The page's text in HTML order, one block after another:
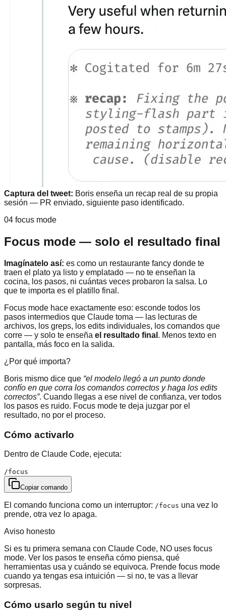
Captura del tweet: Boris enseña un recap real de su propia
sesión — PR enviado, siguiente paso identificado.
04 focus mode
Focus mode — solo el resultado final
Imagínatelo así: es como un restaurante fancy donde te
traen el plato ya listo y emplatado — no te enseñan la
cocina, los pasos, ni cuántas veces probaron la salsa. Lo
que te importa es el platillo final.
Focus mode hace exactamente eso: esconde todos los
pasos intermedios que Claude toma — las lecturas de
archivos, los greps, los edits individuales, los comandos que
corre — y solo te enseña el resultado final . Menos texto en
pantalla, más foco en la salida.
¿Por qué importa?
Boris mismo dice que “el modelo llegó a un punto donde
confío en que corra los comandos correctos y haga los edits
correctos”. Cuando llegas a ese nivel de confianza, ver todos
los pasos es ruido. Focus mode te deja juzgar por el
resultado, no por el proceso.
Cómo activarlo
Dentro de Claude Code, ejecuta:
/focus
Copiar comando
El comando funciona como un interruptor: /focus una vez lo
prende, otra vez lo apaga.
Aviso honesto
Si es tu primera semana con Claude Code, NO uses focus
mode. Ver los pasos te enseña cómo piensa, qué
herramientas usa y cuándo se equivoca. Prende focus mode
cuando ya tengas esa intuición — si no, te vas a llevar
sorpresas.
Cómo usarlo según tu nivel